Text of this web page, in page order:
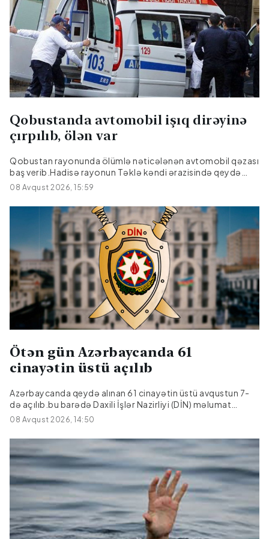
çatdırıram.Bu əlamətdar gündə Sizə möhkəm cansağlığı,
işlərinizdə uğurlar, xalqınıza daim əmin-amanlıq və rifah
arzulayıram".
Qobustanda avtomobil işıq dirəyinə
çırpılıb, ölən var
Qobustan rayonunda ölümlə nəticələnən avtomobil qəzası
baş verib.Hadisə rayonun Təklə kəndi ərazisində qeydə
alınıb."Hyundai" markalı avtomobilin idarəetmədən çıxaraq
işıq dirəyinə çırpılması nəticəsində sürücü, 27 yaşlı Emil
Əmralıyev hadisə yerində ölüb.Faktla bağlı araşdırma
08 Avqust 2026, 15:59
Ötən gün Azərbaycanda 61
cinayətin üstü açılıb
Azərbaycanda qeydə alınan 61 cinayətin üstü avqustun 7-
də açılıb.bu barədə Daxili İşlər Nazirliyi (DİN) məlumat
yayıb.Bildirilib ki, onlardan 17-si əvvəlki dövrlərdən bağlı
qalan cinayətlərdir.
08 Avqust 2026, 14:50